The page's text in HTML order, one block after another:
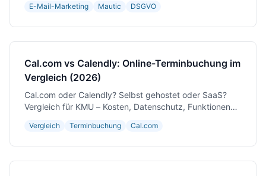
E-Mail-Marketing Mautic DSGVO
Cal.com vs Calendly: Online-Terminbuchung im
Vergleich (2026)
Cal.com oder Calendly? Selbst gehostet oder SaaS?
Vergleich für KMU – Kosten, Datenschutz, Funktionen
Vergleich Terminbuchung Cal.com